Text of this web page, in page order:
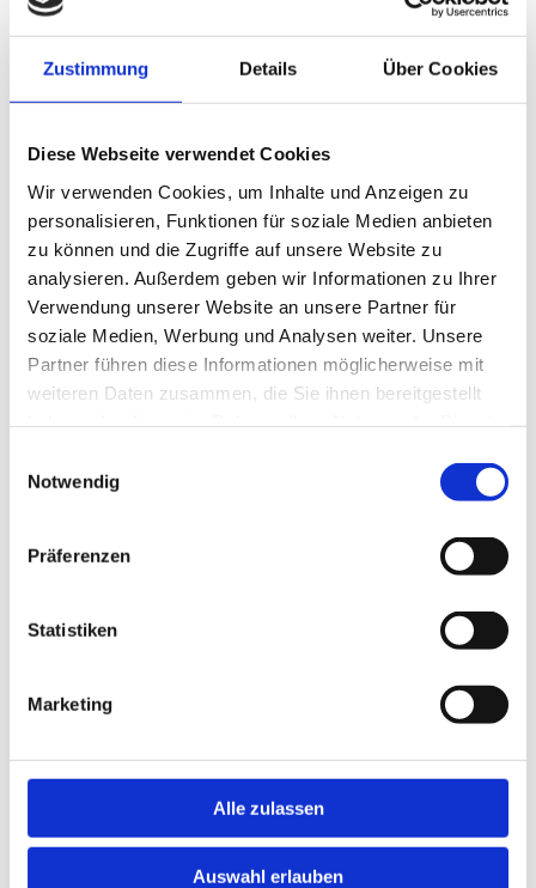
Zustimmung Details Über Cookies
Diese Webseite verwendet Cookies
Wir verwenden Cookies, um Inhalte und Anzeigen zu
personalisieren, Funktionen für soziale Medien anbieten
zu können und die Zugriffe auf unsere Website zu
analysieren. Außerdem geben wir Informationen zu Ihrer
Verwendung unserer Website an unsere Partner für
soziale Medien, Werbung und Analysen weiter. Unsere
Partner führen diese Informationen möglicherweise mit
weiteren Daten zusammen, die Sie ihnen bereitgestellt
Notwendig
Präferenzen
Statistiken
Marketing
Alle zulassen
Auswahl erlauben
Schreiben Sie uns
Ich habe die Datenschutzerklärung zur Kenntnis
genommen. Ich stimme einer elektronischen